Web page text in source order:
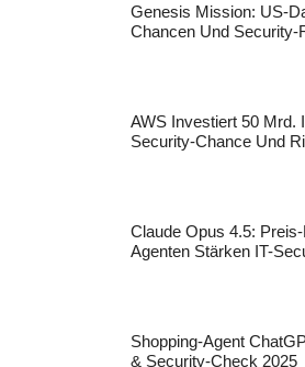
Genesis Mission: US-
Chancen Und Security-
AWS Investiert 50 Mrd.
Security-Chance Und
Claude Opus 4.5:
Agenten Stärken IT-
Shopping-Agent
& Security-Check 2025